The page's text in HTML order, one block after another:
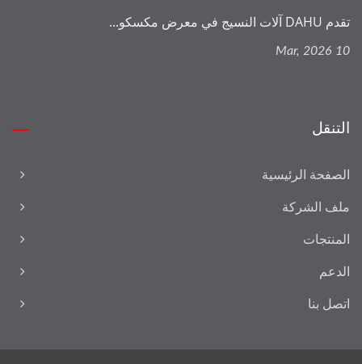
تقدم DAHU آلات النسيج في معرض مكسكو...
10 Mar, 2026
التنقل
الصفحة الرئيسية
ملف الشركة
المنتجات
الدعم
اتصل بنا